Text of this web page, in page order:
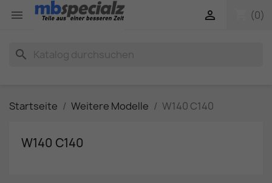
 (0)

search
Startseite Weitere Modelle W140 C140
W140 C140